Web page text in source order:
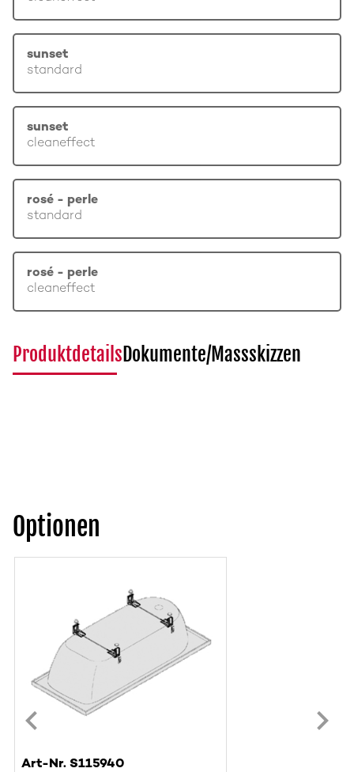
sunset
standard
sunset
cleaneffect
rosé - perle
standard
rosé - perle
cleaneffect
ProduktdetailsDokumente/Massskizzen
Optionen
Art-Nr. S115940